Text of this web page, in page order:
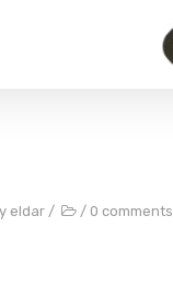
eldar / / 0 comments